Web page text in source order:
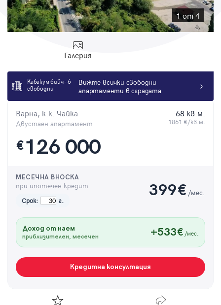
1 от 4
Галерия
Кабакум бийч - 6
свободни
Вижте всички свободни
апартаменти в сградата
Варна, к.к. Чайка
Двустаен апартамент
68 кв.м.
1861 €/кв.м.
€126 000
МЕСЕЧНА ВНОСКА
при ипотечен кредит
Срок: г.
399€ /мес.
Доход от наем
приблизителен, месечен +533€ /мес.
Кредитна консултация
Парола
Забравена парола
Регистрация